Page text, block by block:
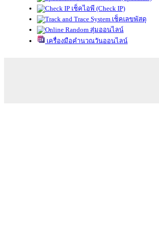
เช็คไอพี (Check IP)
เช็คเลขพัสดุ
สุ่มออนไลน์
เครื่องมือคำนวณวันออนไลน์